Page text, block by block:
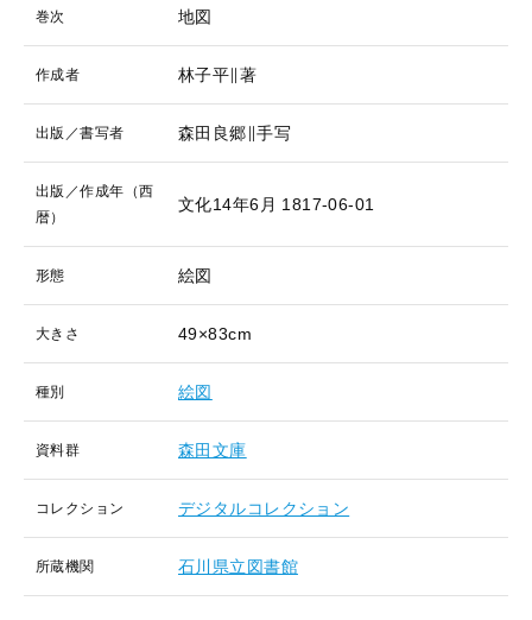
巻次 地図
作成者 林子平∥著
出版／書写者 森田良郷∥手写
出版／作成年（西
暦）
文化14年6月 1817-06-01
形態 絵図
大きさ 49×83cm
種別 絵図
資料群 森田文庫
コレクション デジタルコレクション
所蔵機関 石川県立図書館